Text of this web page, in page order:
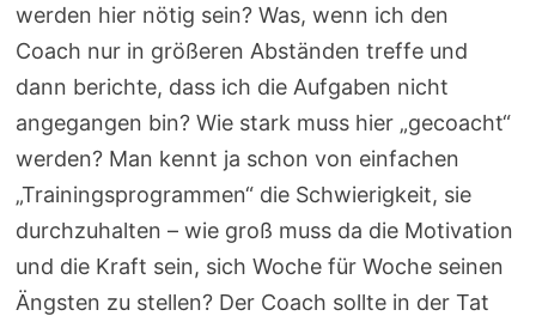
werden hier nötig sein? Was, wenn ich den
Coach nur in größeren Abständen treffe und
dann berichte, dass ich die Aufgaben nicht
angegangen bin? Wie stark muss hier „gecoacht“
werden? Man kennt ja schon von einfachen
„Trainingsprogrammen“ die Schwierigkeit, sie
durchzuhalten – wie groß muss da die Motivation
und die Kraft sein, sich Woche für Woche seinen
Ängsten zu stellen? Der Coach sollte in der Tat